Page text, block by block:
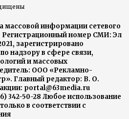
массовой информации сетевого
Регистрационный номер СМИ: Эл
зарегистрировано
надзору в сфере связи,
и массовых
ООО «Рекламно-
Главный редактор: В. О.
portal@63media.ru
342-50-28 Любое использование
в соответствии с